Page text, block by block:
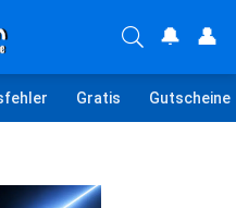
🔔 👤
Gratis Gutscheine